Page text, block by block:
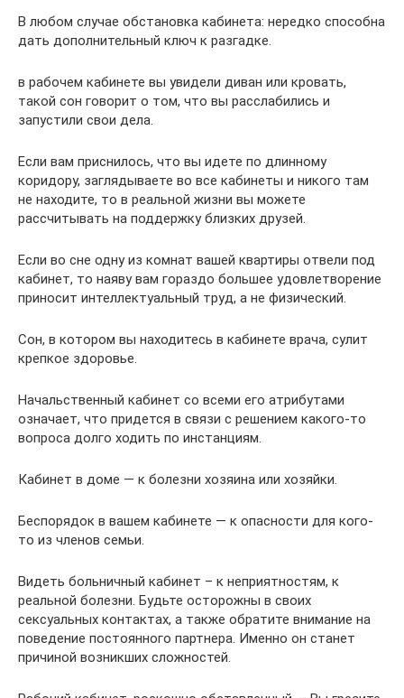
В любом случае обстановка кабинета: нередко способна
дать дополнительный ключ к разгадке.
в рабочем кабинете вы увидели диван или кровать,
такой сон говорит о том, что вы расслабились и
запустили свои дела.
Если вам приснилось, что вы идете по длинному
коридору, заглядываете во все кабинеты и никого там
не находите, то в реальной жизни вы можете
рассчитывать на поддержку близких друзей.
Если во сне одну из комнат вашей квартиры отвели под
кабинет, то наяву вам гораздо большее удовлетворение
приносит интеллектуальный труд, а не физический.
Сон, в котором вы находитесь в кабинете врача, сулит
крепкое здоровье.
Начальственный кабинет со всеми его атрибутами
означает, что придется в связи с решением какого-то
вопроса долго ходить по инстанциям.
Кабинет в доме — к болезни хозяина или хозяйки.
Беспорядок в вашем кабинете — к опасности для кого-
то из членов семьи.
Видеть больничный кабинет – к неприятностям, к
реальной болезни. Будьте осторожны в своих
сексуальных контактах, а также обратите внимание на
поведение постоянного партнера. Именно он станет
причиной возникших сложностей.